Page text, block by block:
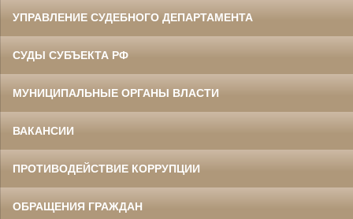
УПРАВЛЕНИЕ СУДЕБНОГО ДЕПАРТАМЕНТА
СУДЫ СУБЪЕКТА РФ
МУНИЦИПАЛЬНЫЕ ОРГАНЫ ВЛАСТИ
ВАКАНСИИ
ПРОТИВОДЕЙСТВИЕ КОРРУПЦИИ
ОБРАЩЕНИЯ ГРАЖДАН